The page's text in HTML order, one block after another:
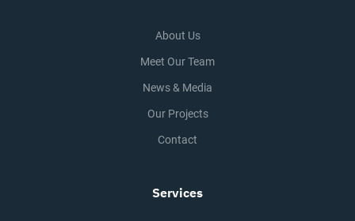
About Us
Meet Our Team
News & Media
Our Projects
Contact
Services